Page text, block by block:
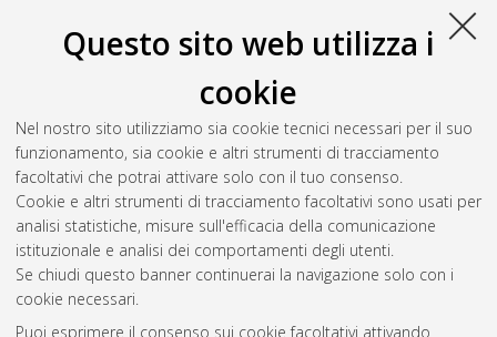
Questo sito web utilizza i
cookie
Nel nostro sito utilizziamo sia cookie tecnici necessari per il suo
funzionamento, sia cookie e altri strumenti di tracciamento
facoltativi che potrai attivare solo con il tuo consenso.
Cookie e altri strumenti di tracciamento facoltativi sono usati per
analisi statistiche, misure sull'efficacia della comunicazione
istituzionale e analisi dei comportamenti degli utenti.
Se chiudi questo banner continuerai la navigazione solo con i
cookie necessari.
Puoi esprimere il consenso sui cookie facoltativi attivando
Vinci, Annachiara(2009)Tumori uterini e mammari della
, [Dissertation thesis], Alma Mater Studiorum
Università di Bologna. Dottorato di ricerca in
anatomoistopatologiche veterinarie , 21 Ciclo. DOI
10.6092/unibo/amsdottorato/1336.
Questa lista e' stata generata il Thu Aug 6 20:50:54 2026
Atom